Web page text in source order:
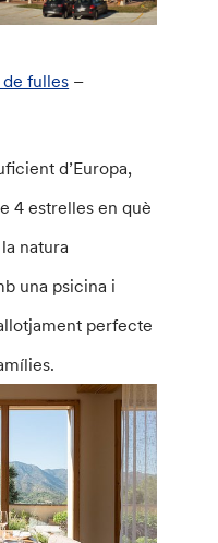
fulles –
d’Europa,
4 estrelles en què
natura
una psicina i
perfecte